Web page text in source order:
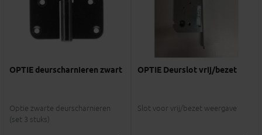
OPTIE deurscharnieren zwart
Optie zwarte deurscharnieren
(set 3 stuks)
OPTIE Deurslot vrij/bezet
Slot voor vrij/bezet weergave